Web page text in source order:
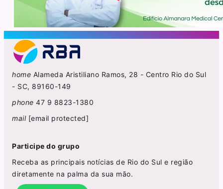
home Alameda Aristiliano Ramos, 28 - Centro Rio do Sul
- SC, 89160-149
phone 47 9 8823-1380
mail [email protected]
Participe do grupo
Receba as principais notícias de Rio do Sul e região
diretamente na palma da sua mão.